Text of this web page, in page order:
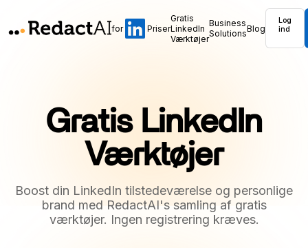
for Priser
Gratis
LinkedIn
Værktøjer
Business
SolutionsBlog
Log
ind
Gratis LinkedIn
Værktøjer
Boost din LinkedIn tilstedeværelse og personlige
brand med RedactAI's samling af gratis
værktøjer. Ingen registrering kræves.